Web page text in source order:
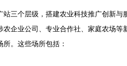
三个层级，搭建农业科技推广创新与
企业公司、专业合作社、家庭农场等
。这些场所包括：